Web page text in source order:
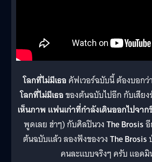
โลกที่ไม่มีเธอ คัฟเวอร์ฉบับนี้ ต้องบอก
โลกที่ไม่มีเธอของต้นฉบับไปอีก กับเสีย
เห็นภาพ แฟนเก่าที่กำลังเดินออกไปจา
พูดเลย ฮ่าๆ) กับศิลปินวงThe Brosis
ต้นฉบับแล้ว ลองฟังของวงThe Brosis
คนละแบบจริงๆ ครับ แอด